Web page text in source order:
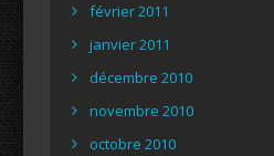
février 2011
janvier 2011
décembre 2010
novembre 2010
octobre 2010